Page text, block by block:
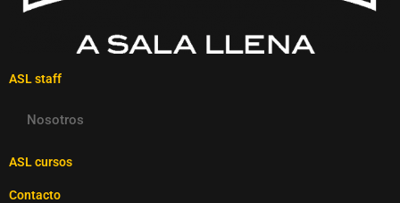
ASL staff
Nosotros
ASL cursos
Contacto